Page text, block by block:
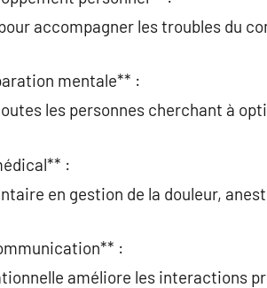
accompagner les troubles du
mentale** :
les personnes cherchant à
:
en gestion de la douleur,
:
améliore les interactions